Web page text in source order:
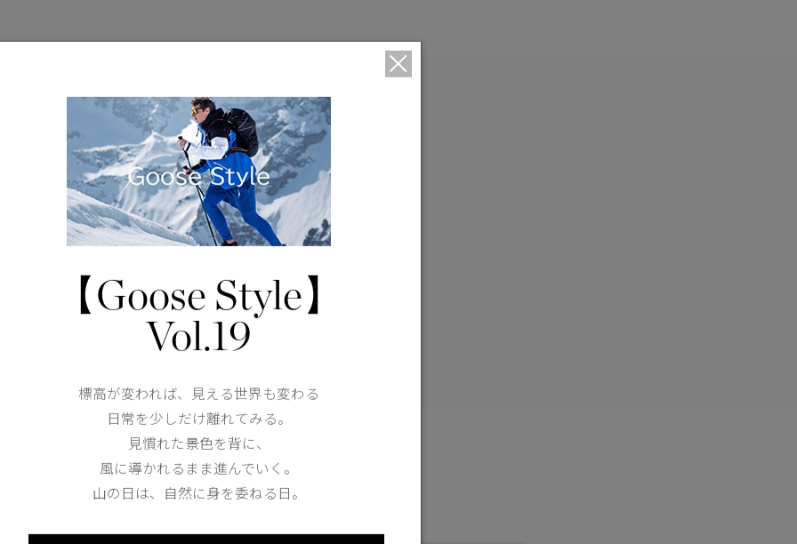
DETAIL
フードはドローコードでフィット感の調整が可能
リブニット仕様の袖口と裾
仕様が変更する場合がございます。
あなたへのおすすめ
【Goose Style】
Vol.19
標高が変われば、見える世界も変わる
日常を少しだけ離れてみる。
見慣れた景色を背に、
風に導かれるまま進んでいく。
山の日は、自然に身を委ねる日。